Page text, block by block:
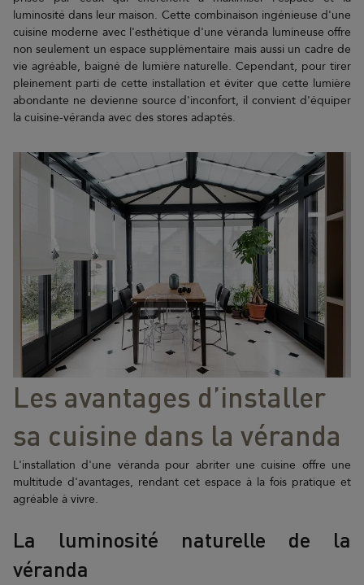
luminosité dans leur maison. Cette combinaison ingénieuse d'une
cuisine moderne avec l'esthétique d'une véranda lumineuse offre
non seulement un espace supplémentaire mais aussi un cadre de
vie agréable, baigné de lumière naturelle. Cependant, pour tirer
pleinement parti de cette installation et éviter que cette lumière
abondante ne devienne source d'inconfort, il convient d'équiper
la cuisine-véranda avec des stores adaptés.
Les avantages d’installer
sa cuisine dans la véranda
L'installation d'une véranda pour abriter une cuisine offre une
multitude d'avantages, rendant cet espace à la fois pratique et
agréable à vivre.
La luminosité naturelle de la
véranda